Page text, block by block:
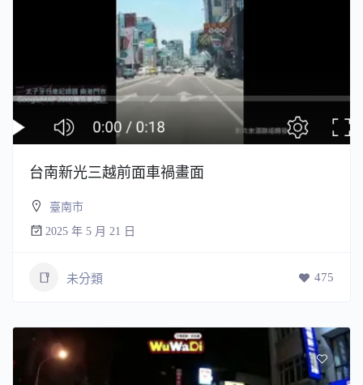
台南新光三越前面車禍畫面
臺南市
2025 年 5 月 21 日
未分類 475